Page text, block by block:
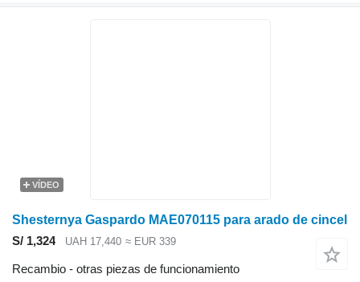
VÍDEO
Shesternya Gaspardo MAE070115 para arado de cincel
S/ 1,324
UAH 17,440 ≈ EUR 339
Recambio - otras piezas de funcionamiento